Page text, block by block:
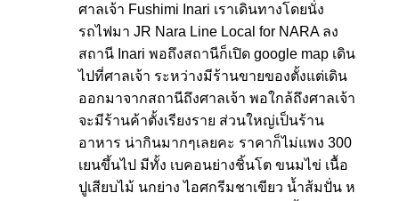
ศาลเจ้า Fushimi Inari เราเดินทางโดยนั่ง
รถไฟมา JR Nara Line Local for NARA ลง
สถานี Inari พอถึงสถานีก็เปิด google map เดิน
ไปที่ศาลเจ้า ระหว่างมีร้านขายของตั้งแต่เดิน
ออกมาจากสถานีถึงศาลเจ้า พอใกล้ถึงศาลเจ้า
จะมีร้านค้าตั้งเรียงราย ส่วนใหญ่เป็นร้าน
อาหาร น่ากินมากๆเลยคะ ราคาก็ไม่แพง 300
เยนขึ้นไป มีทั้ง เบคอนย่างชิ้นโต ขนมไข่ เนื้อ
ปูเสียบไม้ นกย่าง ไอศกรีมชาเขียว น้ำส้มปั่น ห